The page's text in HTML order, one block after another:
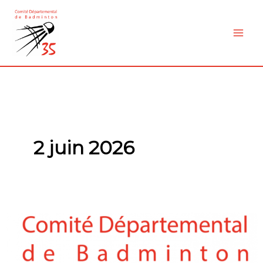
contenu
2 juin 2026
Ré-
affiliation
et